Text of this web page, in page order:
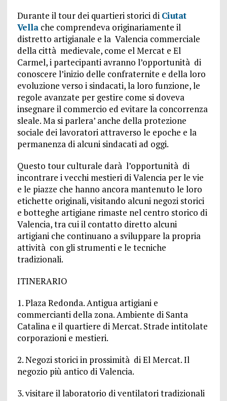
Durante il tour dei quartieri storici di Ciutat
Vellache comprendeva originariamente il
distretto artigianale e la Valencia commerciale
della città medievale, come el Mercat e El
Carmel, i partecipanti avranno l’opportunità di
conoscere l’inizio delle confraternite e della loro
evoluzione verso i sindacati, la loro funzione, le
regole avanzate per gestire come si doveva
insegnare il commercio ed evitare la concorrenza
sleale. Ma si parlera’ anche della protezione
sociale dei lavoratori attraverso le epoche e la
permanenza di alcuni sindacati ad oggi.
Questo tour culturale darà l’opportunità di
incontrare i vecchi mestieri di Valencia per le vie
e le piazze che hanno ancora mantenuto le loro
etichette originali, visitando alcuni negozi storici
e botteghe artigiane rimaste nel centro storico di
Valencia, tra cui il contatto diretto alcuni
artigiani che continuano a sviluppare la propria
attività con gli strumenti e le tecniche
tradizionali.
ITINERARIO
1. Plaza Redonda. Antigua artigiani e
commercianti della zona. Ambiente di Santa
Catalina e il quartiere di Mercat. Strade intitolate
corporazioni e mestieri.
2. Negozi storici in prossimità di El Mercat. Il
negozio più antico di Valencia.
3. visitare il laboratorio di ventilatori tradizionali